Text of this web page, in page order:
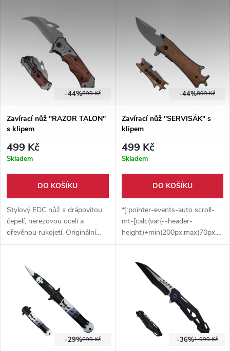
Nyní ve 3 barevných variantách.
8388-95ae-64bd9d7996cf-1"
data-testid="conversation-
turn-84" data-scroll-
anchor="true" data-
turn="assistant">
Celokovový zavírací nůž
FOREST DEER s motivem lesa
každodenní použití i outdoor.
899 Kč
-44%
Zavírací nůž "RAZOR TALON"
s klipem
499 Kč
Skladem
DO KOŠÍKU
Stylový EDC nůž s drápovitou
čepelí, nerezovou ocelí a
dřevěnou rukojetí. Originální
design a praktičnost pro
sběratelství.
899 Kč
-44%
Zavírací nůž "SERVISÁK" s
klipem
499 Kč
Skladem
DO KOŠÍKU
*]:pointer-events-auto scroll-
mt-[calc(var(--header-
dir="auto" data-turn-
8332-9aec-aa3ce5ace65f-5"
data-testid="conversation-
turn-18" data-scroll-
anchor="true" data-
turn="assistant"
tabindex="-1"> Stylový a
praktický zavírací nůž s
699 Kč
-29% 1 099 Kč
-36%